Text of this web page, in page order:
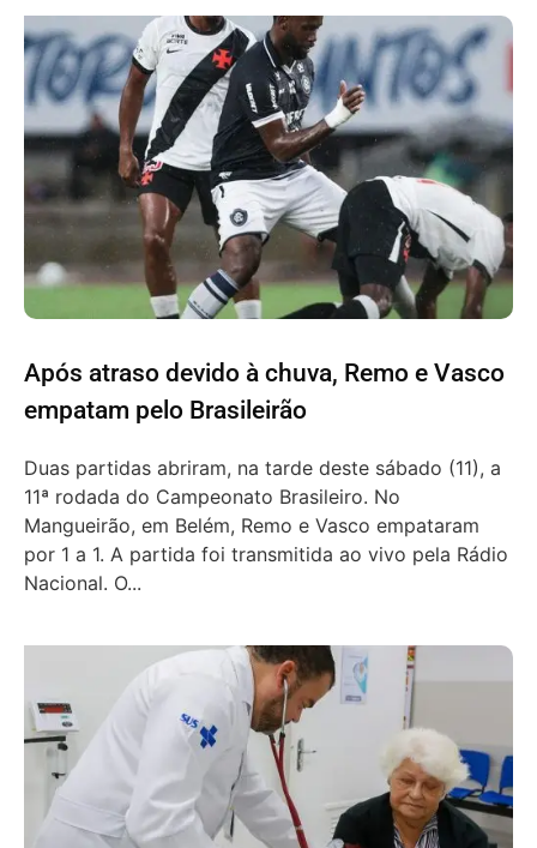
Após atraso devido à chuva, Remo e Vasco
empatam pelo Brasileirão
Duas partidas abriram, na tarde deste sábado (11), a
11ª rodada do Campeonato Brasileiro. No
Mangueirão, em Belém, Remo e Vasco empataram
por 1 a 1. A partida foi transmitida ao vivo pela Rádio
Nacional. O...